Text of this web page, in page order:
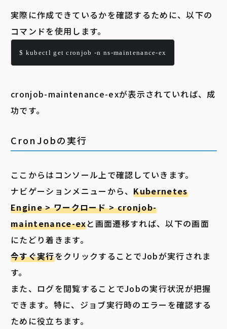
実際に作成できているかを確認するために、以下の
コマンドを使用します。
$ kubectl get cronjob -n ns-maintenance-ex
cronjob-maintenance-exが表示されていれば、成
功です。
CronJobの実行
ここからはコンソール上で確認していきます。
ナビゲーションメニューから、Kubernetes
Engine > ワークロード > cronjob-
maintenance-exと画面遷移すれば、以下の画面
にたどり着きます。
今すぐ実行をクリックすることでJobが実行されま
す。
また、ログを閲覧することでJobの実行状況が把握
できます。特に、ジョブ実行時のエラーを確認する
ために役立ちます。